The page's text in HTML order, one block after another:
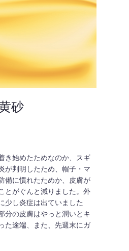
砂
き始めたためなのか、スギ
が判明したため、帽子・マ
備に慣れたためか、皮膚が
とがぐんと減りました。外
少し炎症は出ていました
分の皮膚はやっと潤いとキ
た途端、また、先週末にガ